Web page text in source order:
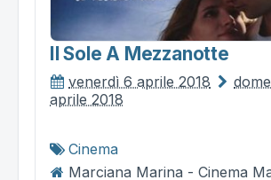
Il Sole A Mezzanotte
venerdì 6 aprile 2018
aprile 2018
Cinema
Marciana Marina - Cinema